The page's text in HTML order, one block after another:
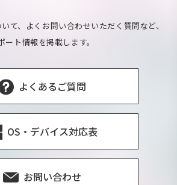
て、よくお問い合わせいただく質問など、
ート情報を掲載します。
よくあるご質問
OS・デバイス対応表
お問い合わせ